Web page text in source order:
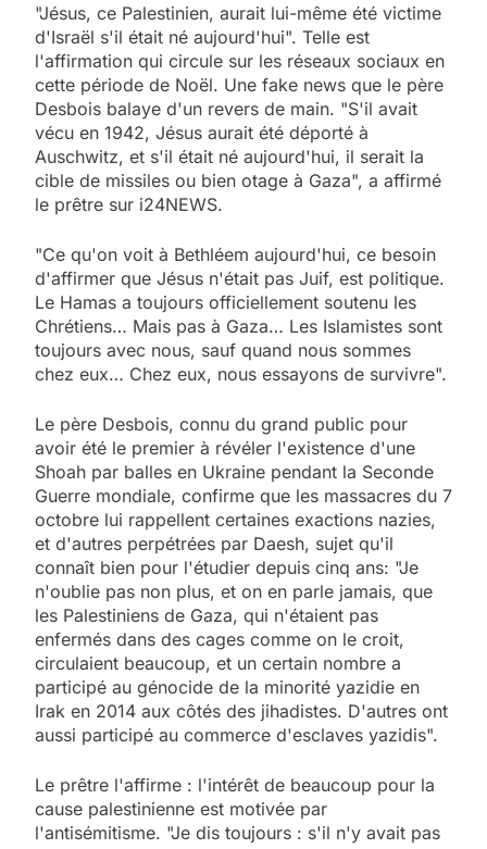
"Jésus, ce Palestinien, aurait lui-même été victime
d'Israël s'il était né aujourd'hui". Telle est
l'affirmation qui circule sur les réseaux sociaux en
cette période de Noël. Une fake news que le père
Desbois balaye d'un revers de main. "S'il avait
vécu en 1942, Jésus aurait été déporté à
Auschwitz, et s'il était né aujourd'hui, il serait la
cible de missiles ou bien otage à Gaza", a affirmé
le prêtre sur i24NEWS.
"Ce qu'on voit à Bethléem aujourd'hui, ce besoin
d'affirmer que Jésus n'était pas Juif, est politique.
Le Hamas a toujours officiellement soutenu les
Chrétiens… Mais pas à Gaza… Les Islamistes sont
toujours avec nous, sauf quand nous sommes
chez eux… Chez eux, nous essayons de survivre".
Le père Desbois, connu du grand public pour
avoir été le premier à révéler l'existence d'une
Shoah par balles en Ukraine pendant la Seconde
Guerre mondiale, confirme que les massacres du 7
octobre lui rappellent certaines exactions nazies,
et d'autres perpétrées par Daesh, sujet qu'il
connaît bien pour l'étudier depuis cinq ans: "Je
n'oublie pas non plus, et on en parle jamais, que
les Palestiniens de Gaza, qui n'étaient pas
enfermés dans des cages comme on le croit,
circulaient beaucoup, et un certain nombre a
participé au génocide de la minorité yazidie en
Irak en 2014 aux côtés des jihadistes. D'autres ont
aussi participé au commerce d'esclaves yazidis".
Le prêtre l'affirme : l'intérêt de beaucoup pour la
cause palestinienne est motivée par
l'antisémitisme. "Je dis toujours : s'il n'y avait pas